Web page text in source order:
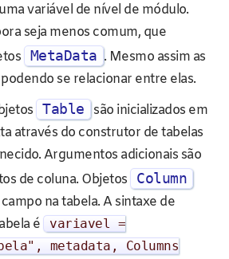
variável de nível de módulo.
seja menos comum, que
MetaData . Mesmo assim as
se relacionar entre elas.
Table
são inicializados em
através do construtor de tabelas
Argumentos adicionais são
de coluna. Objetos
Column
na tabela. A sintaxe de
é
variavel =
, metadata ,
Columns